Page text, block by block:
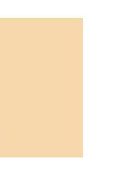
してほ